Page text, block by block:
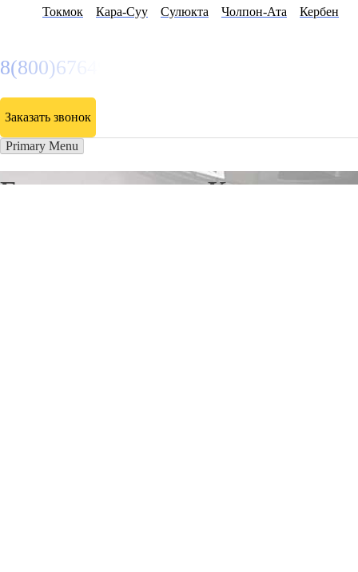
Токмок
Кара-Суу Сулюкта Чолпон-Ата Кербен
8(800)6764935
Заказать звонок
Primary Menu
Грузоперевозки в Каракол